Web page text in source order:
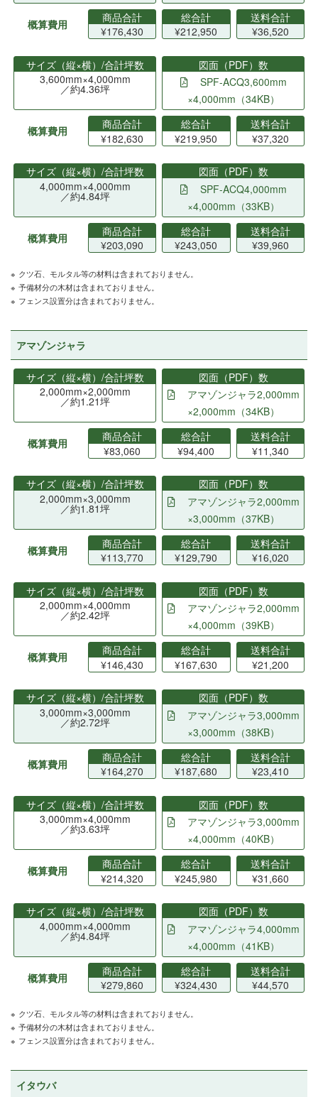
概算費用
商品合計
¥176,430
総合計
¥212,950
送料合計
¥36,520
サイズ（縦×横）/合計坪数
3,600mm×4,000mm
／約4.36坪
図面（PDF）数
SPF-ACQ3,600mm
×4,000mm（34KB）
概算費用
商品合計
¥182,630
総合計
¥219,950
送料合計
¥37,320
サイズ（縦×横）/合計坪数
4,000mm×4,000mm
／約4.84坪
図面（PDF）数
SPF-ACQ4,000mm
×4,000mm（33KB）
概算費用
商品合計
¥203,090
総合計
¥243,050
送料合計
¥39,960
クツ石、モルタル等の材料は含まれておりません。
予備材分の木材は含まれておりません。
フェンス設置分は含まれておりません。
アマゾンジャラ
サイズ（縦×横）/合計坪数
2,000mm×2,000mm
／約1.21坪
図面（PDF）数
アマゾンジャラ2,000mm
×2,000mm（34KB）
概算費用
商品合計
¥83,060
総合計
¥94,400
送料合計
¥11,340
サイズ（縦×横）/合計坪数
2,000mm×3,000mm
／約1.81坪
図面（PDF）数
アマゾンジャラ2,000mm
×3,000mm（37KB）
概算費用
商品合計
¥113,770
総合計
¥129,790
送料合計
¥16,020
サイズ（縦×横）/合計坪数
2,000mm×4,000mm
／約2.42坪
図面（PDF）数
アマゾンジャラ2,000mm
×4,000mm（39KB）
概算費用
商品合計
¥146,430
総合計
¥167,630
送料合計
¥21,200
サイズ（縦×横）/合計坪数
3,000mm×3,000mm
／約2.72坪
図面（PDF）数
アマゾンジャラ3,000mm
×3,000mm（38KB）
概算費用
商品合計
¥164,270
総合計
¥187,680
送料合計
¥23,410
サイズ（縦×横）/合計坪数
3,000mm×4,000mm
／約3.63坪
図面（PDF）数
アマゾンジャラ3,000mm
×4,000mm（40KB）
概算費用
商品合計
¥214,320
総合計
¥245,980
送料合計
¥31,660
サイズ（縦×横）/合計坪数
4,000mm×4,000mm
／約4.84坪
図面（PDF）数
アマゾンジャラ4,000mm
×4,000mm（41KB）
概算費用
商品合計
¥279,860
総合計
¥324,430
送料合計
¥44,570
クツ石、モルタル等の材料は含まれておりません。
予備材分の木材は含まれておりません。
フェンス設置分は含まれておりません。
イタウバ